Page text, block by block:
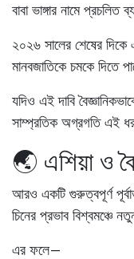
বাবা ভাঙ্গার নামে প্রচলিত
২০২৬ সালের শেষের দিকে
মানবজাতিকে চমকে দিতে
যদিও এই দাবি
সাম্প্রতিক অগ্রগতি এই
🌏 এশিয়া ও
আরও একটি গুরুত্বপূর্ণ
চিনের প্রভাব বিশ্বমঞ্চে
এর ফলে—